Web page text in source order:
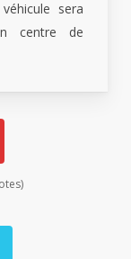
sera
centre de